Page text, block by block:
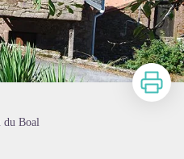
Imprimer
du Boal